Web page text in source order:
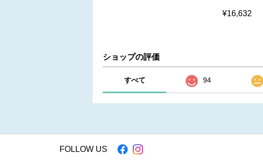
¥16,632
ショップの評価
すべて 94
FOLLOW US